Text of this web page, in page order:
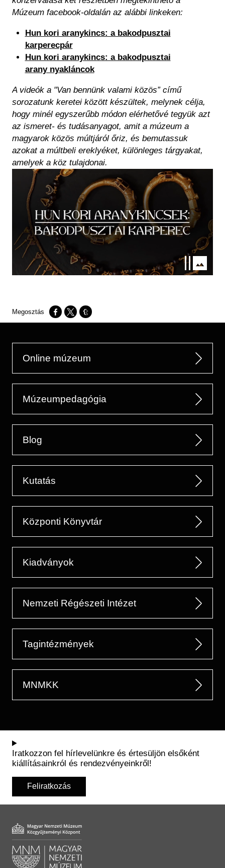
Múzeum facebook-oldalán az alábbi linkeken:
Hun kori aranykincs: a bakodpusztai
karperecpár
Hun kori aranykincs: a bakodpusztai
arany nyakláncok
A videók a "Van bennünk valami közös” című
sorozatunk keretei között készültek, melynek célja,
hogy minél egyszerűbb módon elérhetővé tegyük azt
az ismeret- és tudásanyagot, amit a múzeum a
magyarok közös múltjáról őriz, és bemutassuk
azokat a múltbeli ereklyéket, különleges tárgyakat,
amelyek a köz tulajdonai.
Opens in a new window
Opens in a new window
Opens in a new window
Online múzeum
Múzeumpedagógia
Blog
Kutatás
Központi Könyvtár
Kiadványok
Nemzeti Régészeti Intézet
Tagintézmények
MNMKK
Iratkozzon fel hírlevelünkre és értesüljön elsőként
kiállításainkról és rendezvényeinkről!
Feliratkozás